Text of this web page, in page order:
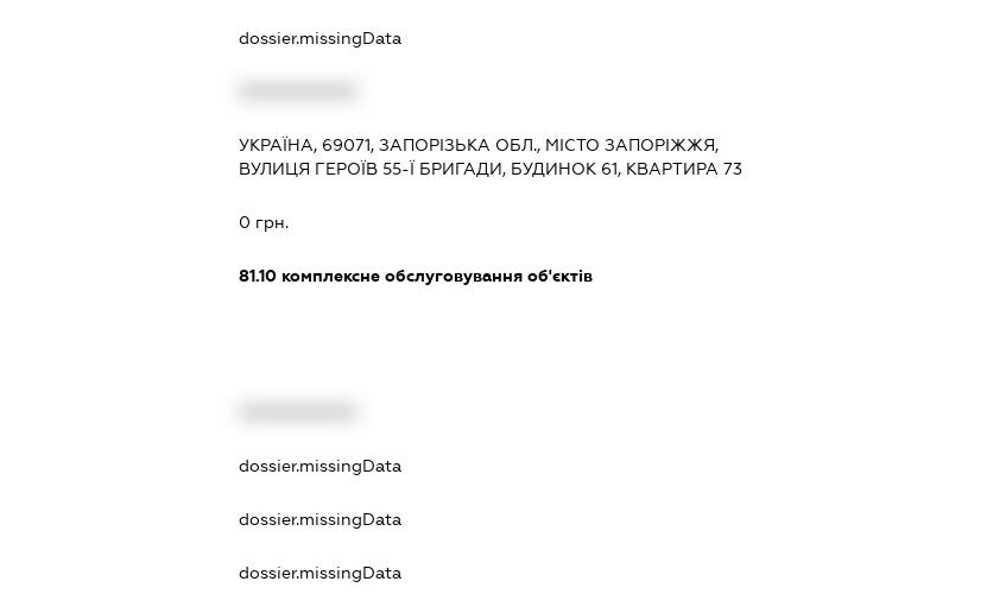
dossier.missingData
УКРАЇНА, 69071, ЗАПОРІЗЬКА ОБЛ., МІСТО ЗАПОРІЖЖЯ,
ВУЛИЦЯ ГЕРОЇВ 55-Ї БРИГАДИ, БУДИНОК 61, КВАРТИРА 73
0 грн.
81.10 комплексне обслуговування об'єктів
dossier.missingData
dossier.missingData
dossier.missingData